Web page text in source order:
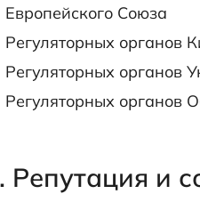
Европейского Союза
Регуляторных органов
Регуляторных органов
Регуляторных органов
Репутация и